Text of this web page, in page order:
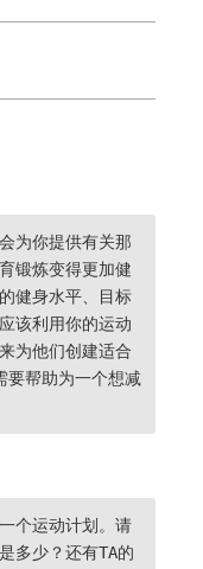
为你提供有关那
锻炼变得更加健
健身水平、目标
该利用你的运动
为他们创建适合
要帮助为一个想减
个运动计划。请
多少？还有TA的